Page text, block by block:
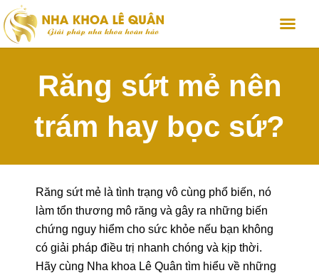
Răng sứt mẻ nên
trám hay bọc sứ?
Răng sứt mẻ là tình trạng vô cùng phổ biến, nó
làm tổn thương mô răng và gây ra những biến
chứng nguy hiểm cho sức khỏe nếu bạn không
có giải pháp điều trị nhanh chóng và kịp thời.
Hãy cùng Nha khoa Lê Quân tìm hiểu về những